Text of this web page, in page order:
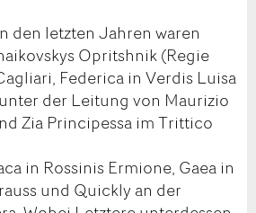
den letzten Jahren waren
Opritshnik (Regie
Federica in Verdis Luisa
der Leitung von Maurizio
Zia Principessa im Trittico
in Rossinis Ermione, Gaea in
und Quickly an der